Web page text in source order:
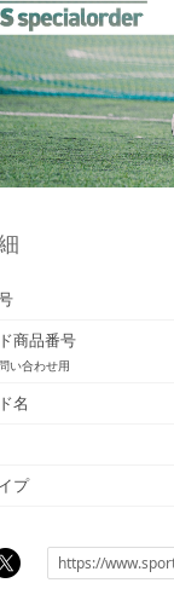
商品番号
い合わせ用
名
プ